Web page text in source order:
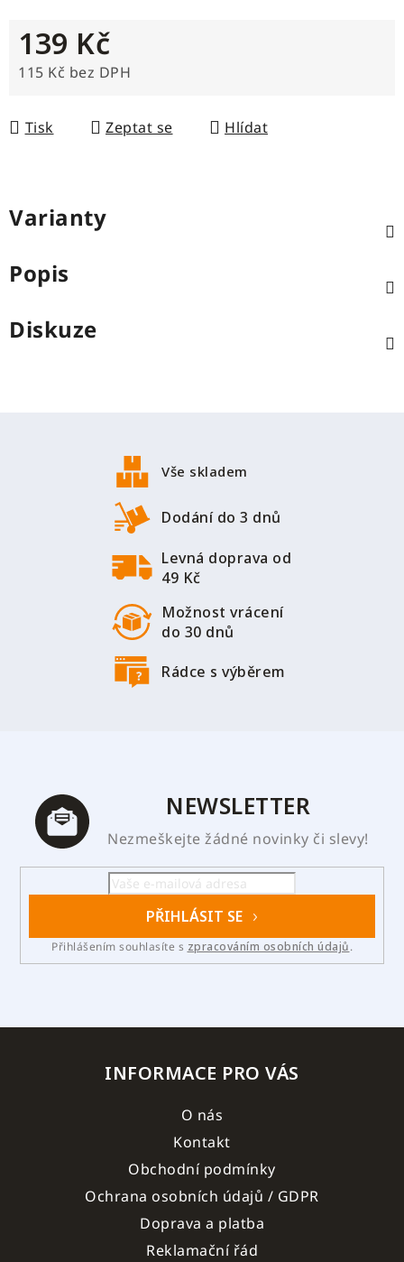
139 Kč
115 Kč bez DPH
Tisk
Zeptat se Hlídat
Varianty
Popis
Diskuze
Vše skladem
Dodání do 3 dnů
Levná doprava od
49 Kč
Možnost vrácení
do 30 dnů
Rádce s výběrem
NEWSLETTER
Nezmeškejte žádné novinky či slevy!
PŘIHLÁSIT SE
Přihlášením souhlasíte s zpracováním osobních údajů.
INFORMACE PRO VÁS
O nás
Kontakt
Obchodní podmínky
Ochrana osobních údajů / GDPR
Doprava a platba
Reklamační řád